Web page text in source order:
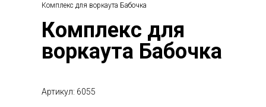
Комплекс для воркаута Бабочка
Комплекс для
воркаута Бабочка
Артикул: 6055